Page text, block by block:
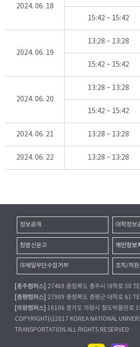
2024. 06. 18
15:42 ~ 15:42
2024. 06. 19
13:28 ~ 13:28
15:42 ~ 15:42
2024. 06. 20
13:28 ~ 13:28
15:42 ~ 15:42
2024. 06. 21 13:28 ~ 13:28
2024. 06. 22 13:28 ~ 13:28
정보공개 대학정보
청렴신문고 개인정보
이메일무단수집거부 조직/직원
[충주캠퍼스]
27469 충청북도 충주시 대학로 50
[증평캠퍼스]
27909 충청북도 증평군 대학로 61
[의왕캠퍼스]
16106 경기도 의왕시 철도박물관로
COPYRIGHT(c)2017 KOREA NATIONAL
TRANSPORTATION.ALL RIGHTS RESERVED